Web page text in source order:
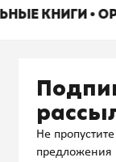
КНИГИ •
Не
предложения